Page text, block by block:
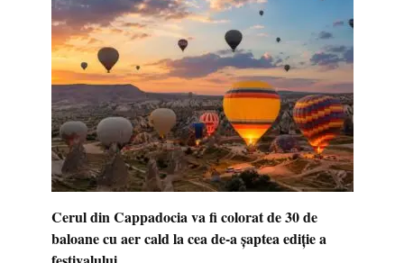
Cerul din Cappadocia va fi colorat de 30 de
baloane cu aer cald la cea de-a șaptea ediție a